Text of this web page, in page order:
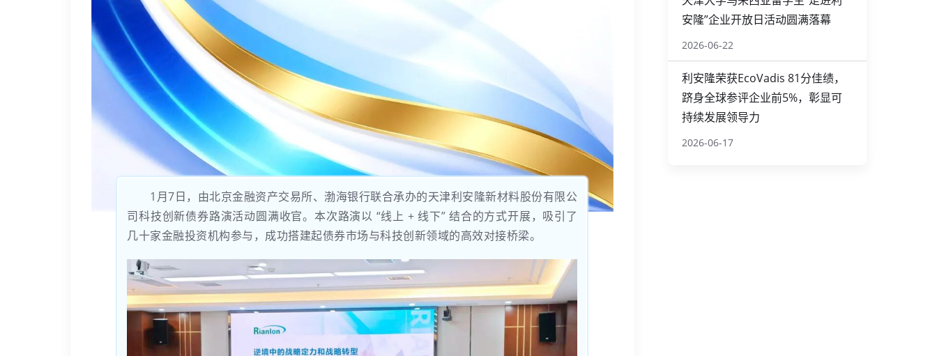
1月7日，由北京金融资产交易所、渤海银行联合承办的天津利安隆新材料股份有限公
司科技创新债券路演活动圆满收官。本次路演以 “线上 + 线下” 结合的方式开展，吸引了
几十家金融投资机构参与，成功搭建起债券市场与科技创新领域的高效对接桥梁。
安隆”企业开放日活动圆满落幕
2026-06-22
利安隆荣获EcoVadis 81分佳绩，
跻身全球参评企业前5%，彰显可
持续发展领导力
2026-06-17